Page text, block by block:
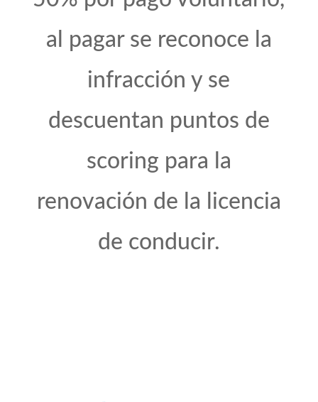
al pagar se reconoce la
infracción y se
descuentan puntos de
scoring para la
renovación de la licencia
de conducir.